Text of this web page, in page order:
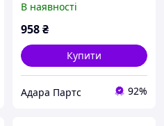
restyle) (FR3Z63101A02B)
В наявності
958₴
Купити
Адара Партс 92%